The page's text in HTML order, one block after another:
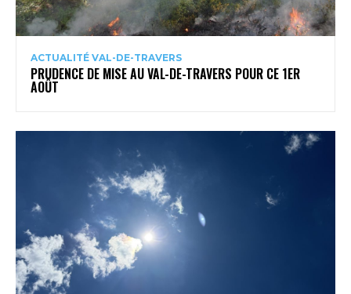
ACTUALITÉ VAL-DE-TRAVERS
PRUDENCE DE MISE AU VAL-DE-TRAVERS POUR CE 1ER
AOÛT